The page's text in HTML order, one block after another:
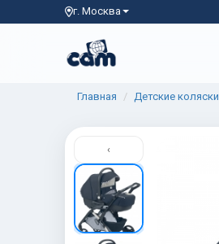
г. Москва
Главная Детские коляски
‹